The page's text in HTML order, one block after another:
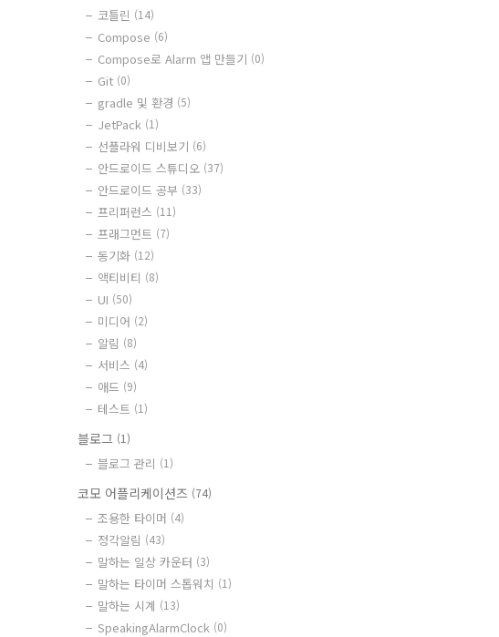
코틀린 (14)
Compose (6)
Compose로 Alarm 앱 만들기 (0)
Git (0)
gradle 및 환경 (5)
JetPack (1)
선플라워 디비보기 (6)
안드로이드 스튜디오 (37)
안드로이드 공부 (33)
프리퍼런스 (11)
프래그먼트 (7)
동기화 (12)
액티비티 (8)
UI (50)
미디어 (2)
알림 (8)
서비스 (4)
애드 (9)
테스트 (1)
블로그 (1)
블로그 관리 (1)
코모 어플리케이션즈 (74)
조용한 타이머 (4)
정각알림 (43)
말하는 일상 카운터 (3)
말하는 타이머 스톱워치 (1)
말하는 시계 (13)
SpeakingAlarmClock (0)